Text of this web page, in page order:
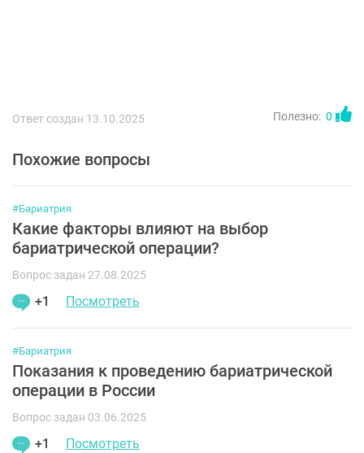
Ответ создан 13.10.2025 Полезно: 0
Похожие вопросы
#Бариатрия
Какие факторы влияют на выбор
бариатрической операции?
Вопрос задан 27.08.2025
+1 Посмотреть
#Бариатрия
Показания к проведению бариатрической
операции в России
Вопрос задан 03.06.2025
+1 Посмотреть